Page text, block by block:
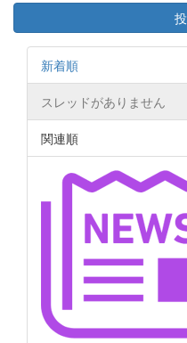
新着順
スレッドがありません
関連順